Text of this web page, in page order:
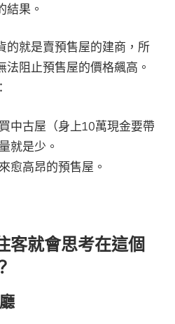
結果。
的就是賣預售屋的建商，所
阻止預售屋的價格飆高。
中古屋（身上10萬現金要帶
就是少。
愈高昂的預售屋。
客就會思考在這個